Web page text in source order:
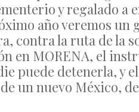
y regalado a
año veremos un
contra la ruta de la
en MORENA, el
puede detenerla, y
un nuevo México,